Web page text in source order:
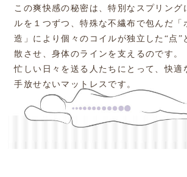
この爽快感の秘密は、特別なスプリング
ルを１つずつ、特殊な不繊布で包んだ「
造」により個々のコイルが独立した“点”
散させ、身体のラインを支えるのです。
忙しい日々を送る人たちにとって、快適
手放せないマットレスです。